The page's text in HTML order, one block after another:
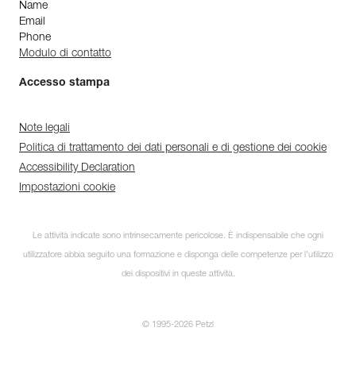
Name
Email
Phone
Modulo di contatto
Accesso stampa
Note legali
Politica di trattamento dei dati personali e di gestione dei cookie
Accessibility Declaration
Impostazioni cookie
Le attività indicate sono intrinsecamente pericolose. È indispensabile che ogni
utilizzatore abbia seguito una formazione e disponga delle competenze per l’utilizzo
dei dispositivi in queste attività.
© 1995-2026 Petzl